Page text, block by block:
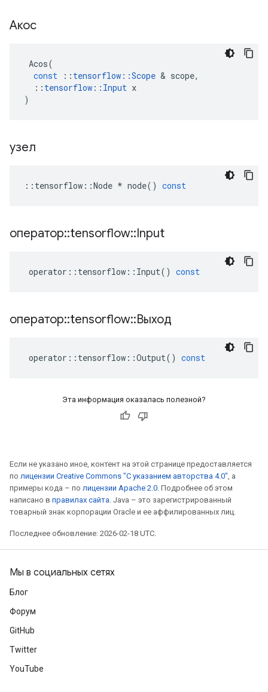
Акос
Acos(
const
:: tensorflow ::Scope & scope,
:: tensorflow :: Input x
)
узел
:: tensorflow ::Node * node() const
оператор::tensorflow::Input
operator :: tensorflow :: Input() const
оператор::tensorflow::Выход
operator :: tensorflow ::Output() const
Эта информация оказалась полезной?
Если не указано иное, контент на этой странице предоставляется
по лицензии Creative Commons "С указанием авторства 4.0", а
примеры кода – по лицензии Apache 2.0. Подробнее об этом
написано в правилах сайта. Java – это зарегистрированный
товарный знак корпорации Oracle и ее аффилированных лиц.
Последнее обновление: 2026-02-18 UTC.
Мы в социальных сетях
Блог
Форум
GitHub
Twitter
YouTube